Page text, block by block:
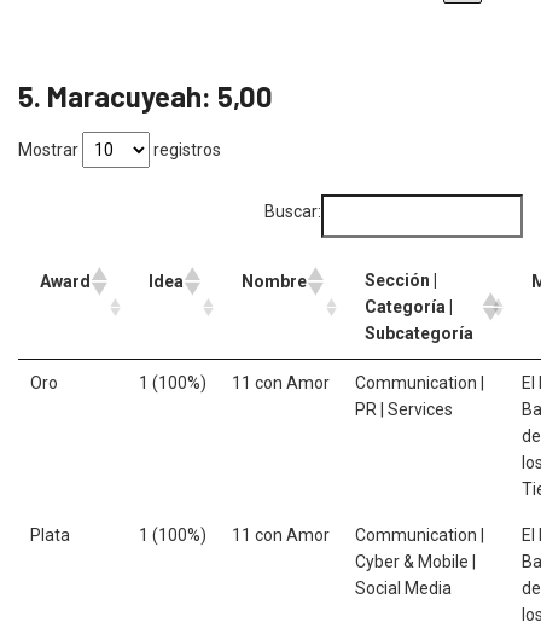
5. Maracuyeah: 5,00
Mostrar registros
Buscar:
Award Idea Nombre
Sección |
Categoría |
Subcategoría
Oro 1 (100%) 11 con Amor
Communication |
PR | Services
El
Plata 1 (100%) 11 con Amor
Communication |
Cyber & Mobile |
Social Media
El